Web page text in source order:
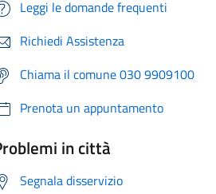
Leggi le domande frequenti
Richiedi Assistenza
Chiama il comune 030 9909100
Prenota un appuntamento
in città
Segnala disservizio